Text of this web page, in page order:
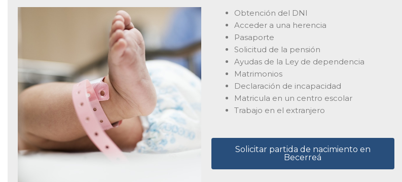
Obtención del DNI
Acceder a una herencia
Pasaporte
Solicitud de la pensión
Ayudas de la Ley de dependencia
Matrimonios
Declaración de incapacidad
Matricula en un centro escolar
Trabajo en el extranjero
Solicitar partida de nacimiento en
Becerreá